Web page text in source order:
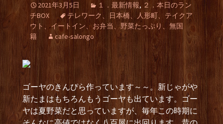
2021年3月5日 １．最新情報, ２．本日のラン
チBOX
テレワーク、日本橋、人形町、テイクア
ウト、イートイン、お弁当、野菜たっぷり、無国
籍
cafe-salongo
ゴーヤのきんぴら作っています～～。新じゃがや
新たまはもちろんもうゴーヤも出ています。ゴー
ヤは夏野菜だと思っていますが、毎年この時期に